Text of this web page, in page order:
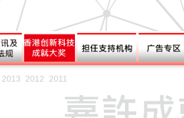
2013 2012 2011